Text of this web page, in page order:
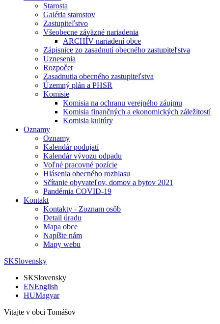
Starosta
Galéria starostov
Zastupiteľstvo
Všeobecne záväzné nariadenia
ARCHÍV nariadení obce
Zápisnice zo zasadnutí obecného zastupiteľstva
Uznesenia
Rozpočet
Zasadnutia obecného zastupiteľstva
Územný plán a PHSR
Komisie
Komisia na ochranu verejného záujmu
Komisia finančných a ekonomických záležitostí
Komisia kultúry
Oznamy
Oznamy
Kalendár podujatí
Kalendár vývozu odpadu
Voľné pracovné pozície
Hlásenia obecného rozhlasu
Sčítanie obyvateľov, domov a bytov 2021
Pandémia COVID-19
Kontakt
Kontakty - Zoznam osôb
Detail úradu
Mapa obce
Napíšte nám
Mapy webu
SKSlovensky
SKSlovensky
ENEnglish
HUMagyar
Vitajte v obci Tomášov